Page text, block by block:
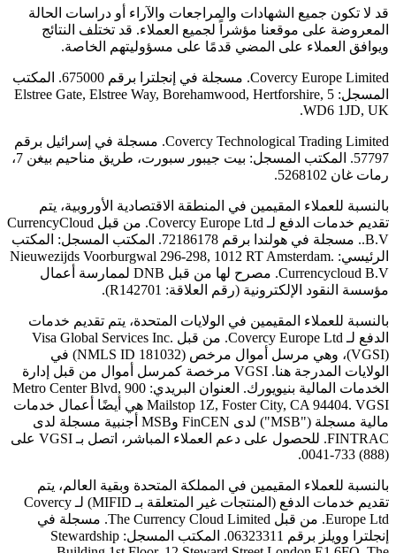
قد لا تكون جميع الشهادات والمراجعات والآراء أو دراسات الحالة
المعروضة على موقعنا مؤشراً لجميع العملاء. قد تختلف النتائج
ويوافق العملاء على المضي قدمًا على مسؤوليتهم الخاصة.
Covercy Europe Limited. مسجلة في إنجلترا برقم 675000. المكتب
المسجل: 5 Elstree Gate, Elstree Way, Borehamwood, Hertforshire,
WD6 1JD, UK.
Covercy Technological Trading Limited. مسجلة في إسرائيل برقم
57797. المكتب المسجل: بيت جيبور سبورت، طريق مناحيم بيغن 7،
رمات غان 5268102.
بالنسبة للعملاء المقيمين في المنطقة الاقتصادية الأوروبية، يتم
تقديم خدمات الدفع لـ Covercy Europe Ltd. من قبل CurrencyCloud
B.V.. مسجلة في هولندا برقم 72186178. المكتب المسجل: المكتب
الرئيسي: Nieuwezijds Voorburgwal 296-298, 1012 RT Amsterdam.
Currencycloud B.V. مصرح لها من قبل DNB لممارسة أعمال
مؤسسة النقود الإلكترونية (رقم العلاقة: R142701).
بالنسبة للعملاء المقيمين في الولايات المتحدة، يتم تقديم خدمات
الدفع لـ Covercy Europe Ltd. من قبل Visa Global Services Inc.
(VGSI)، وهي مرسل أموال مرخص (NMLS ID 181032) في
الولايات المدرجة هنا. VGSI مرخصة كمرسل أموال من قبل إدارة
الخدمات المالية بنيويورك. العنوان البريدي: 900 Metro Center Blvd,
Mailstop 1Z, Foster City, CA 94404. VGSI هي أيضًا أعمال خدمات
مالية مسجلة ("MSB") لدى FinCEN وMSB أجنبية مسجلة لدى
FINTRAC. للحصول على دعم العملاء المباشر، اتصل بـ VGSI على
(888) 733-0041.
بالنسبة للعملاء المقيمين في المملكة المتحدة وبقية العالم، يتم
تقديم خدمات الدفع (المنتجات غير المتعلقة بـ MIFID) لـ Covercy
Europe Ltd. من قبل The Currency Cloud Limited. مسجلة في
إنجلترا وويلز برقم 06323311. المكتب المسجل: Stewardship